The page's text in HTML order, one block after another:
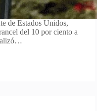
de Estados Unidos,
del 10 por ciento a